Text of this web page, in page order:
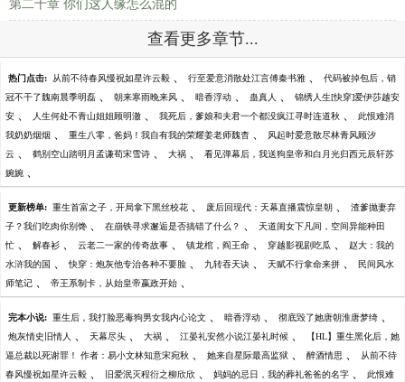
第二十章 你们这人缘怎么混的
查看更多章节...
热门点击: 从前不待春风慢祝如星许云毅 、 行至爱意消散处江言傅秦书雅 、 代码被掉包后，销
冠不干了魏南晨季明磊 、 朝来寒雨晚来风 、 暗香浮动 、 蛊真人 、 锦绣人生[快穿]爱伊莎越安
安 、 人生何处不青山姐姐顾明澈 、 我死后，爹娘和夫君一个都没疯江寻时连道秋 、 此恨难消
我奶奶烟烟 、 重生八零，爸妈！我自有我的荣耀姜老师魏杳 、 风起时爱意散尽林青风顾汐
云 、 鹤别空山踏明月孟谦荀宋雪诗 、 大祸 、 看见弹幕后，我送狗皇帝和白月光归西元辰轩苏
婉婉 、
更新榜单: 重生首富之子，开局拿下黑丝校花 、 废后回现代：天幕直播震惊皇朝 、 渣爹抛妻弃
子？我们吃肉你别馋 、 在崩铁寻求邂逅是否搞错了什么？ 、 天道闺女下凡间，空间异能种田
忙 、 解春衫 、 云老二一家的传奇故事 、 镇龙棺，阎王命 、 穿越影视剧吃瓜 、 赵大：我的
水浒我的国 、 快穿：炮灰他专治各种不要脸 、 九转吞天诀 、 天赋不行拿命来拼 、 民间风水
师笔记 、 帝王系制卡，从始皇帝嬴政开始 、
完本小说: 重生后，我打脸恶毒狗男女我内心论文 、 暗香浮动 、 彻底毁了她唐朝淮唐梦绮 、
炮灰情史旧情人 、 天幕尽头 、 大祸 、 江晏礼安然小说江晏礼时候 、 【HL】重生黑化后，她
逼总裁以死谢罪！ 作者：易小文林知意宋宛秋 、 她来自星际最高监狱 、 醉酒情思 、 从前不待
春风慢祝如星许云毅 、 旧爱泯灭程衍之柳欣欣 、 妈妈的忌日，我的葬礼爸爸的名字 、 此恨难